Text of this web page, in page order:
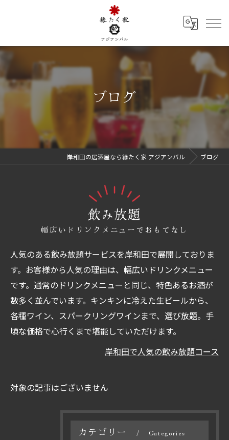
ブログ
岸和田の居酒屋なら縁たく家 アジアンバル ブログ
飲み放題
幅広いドリンクメニューでおもてなし
人気のある飲み放題サービスを岸和田で展開しておりま
す。お客様から人気の理由は、幅広いドリンクメニュー
です。通常のドリンクメニューと同じ、特色あるお酒が
数多く並んでいます。キンキンに冷えた生ビールから、
各種ワイン、スパークリングワインまで、選び放題。手
頃な価格で心行くまで堪能していただけます。
岸和田で人気の飲み放題コース
対象の記事はございません
カテゴリー Categories